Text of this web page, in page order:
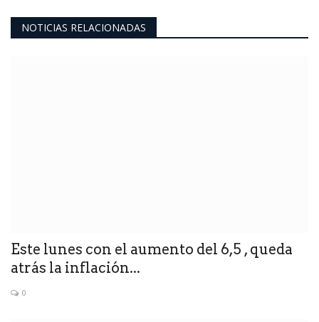
NOTICIAS RELACIONADAS
Este lunes con el aumento del 6,5 , queda
atrás la inflación...
0